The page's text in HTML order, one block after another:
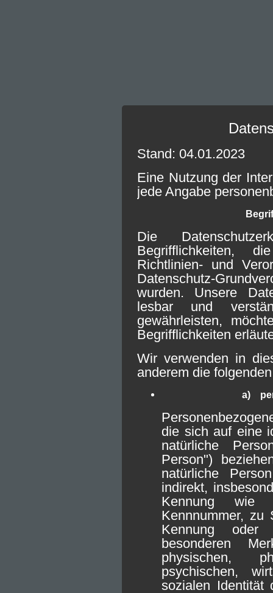
Stand: 04.01.2023
Eine Nutzung der
jede Angabe
Die
Begrifflichkeiten,
Richtlinien- und
Datenschutz-
wurden. Unsere
lesbar und
gewährleisten,
Begrifflichkeiten
Wir verwenden in
anderem die
a)
die sich auf eine
natürliche
Person")
natürliche
indirekt,
Kennung wie
Kennnummer, zu
Kennung
besonderen
physischen,
psychischen,
sozialen Identität